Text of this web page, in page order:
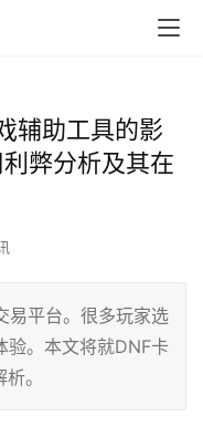
辅助工具的影
弊分析及其在
易平台。很多玩家选
验。本文将就DNF卡
。